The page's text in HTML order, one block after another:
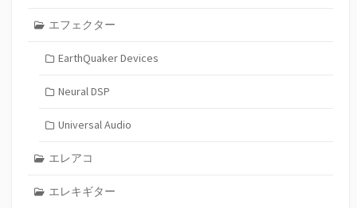
エフェクター
EarthQuaker Devices
Neural DSP
Universal Audio
エレアコ
エレキギター